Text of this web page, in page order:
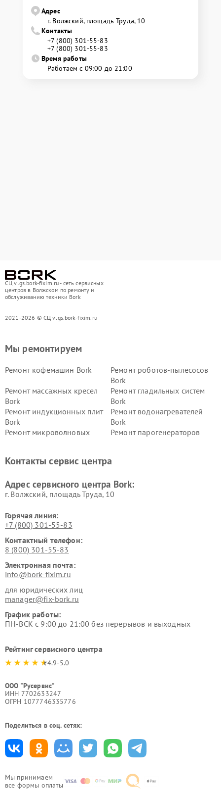
Адрес
г. Волжский, площадь Труда, 10
Контакты
+7 (800) 301-55-83
+7 (800) 301-55-83
Время работы
Работаем с 09:00 до 21:00
СЦ vlgs.bork-fixim.ru - сеть сервисных
центров в Волжском по ремонту и
обслуживанию техники Bork
2021-2026 © СЦ vlgs.bork-fixim.ru
Мы принимаем
все формы оплаты
Мы ремонтируем
Ремонт кофемашин Bork
Ремонт роботов-пылесосов
Bork
Ремонт массажных кресел
Bork
Ремонт гладильных систем
Bork
Ремонт индукционных плит
Bork
Ремонт водонагревателей
Bork
Ремонт микроволновых
Ремонт парогенераторов
воздуха Bork
Bork
Bork
Контакты сервис центра
Адрес сервисного центра Bork:
г. Волжский, площадь Труда, 10
Горячая линия:
+7 (800) 301-55-83
Контактный телефон:
8 (800) 301-55-83
Электронная почта:
info@bork-fixim.ru
для юридических лиц
manager@fix-bork.ru
График работы:
ПН-ВСК с 9:00 до 21:00 без перерывов и выходных
Рейтинг сервисного центра
4.9-5.0
ООО "Русервис"
ИНН 7702633247
ОГРН 1077746335776
Поделиться в соц. сетях: